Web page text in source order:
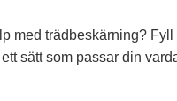
med trädbeskärning?
sätt som passar din